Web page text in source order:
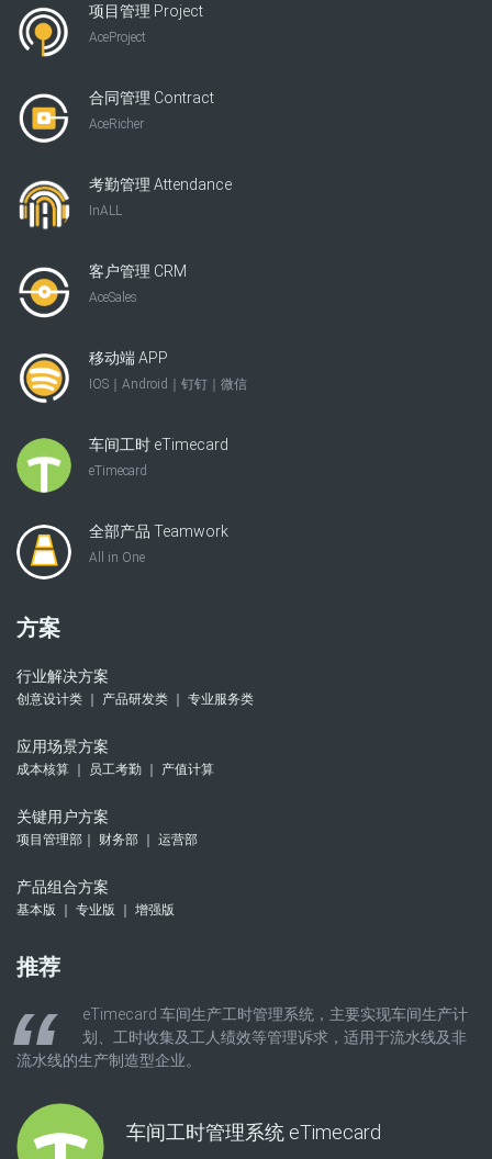
项目管理 Project
AceProject
合同管理 Contract
AceRicher
考勤管理 Attendance
InALL
客户管理 CRM
AceSales
移动端 APP
IOS｜Android｜钉钉｜微信
车间工时 eTimecard
eTimecard
全部产品 Teamwork
All in One
方案
行业解决方案
创意设计类 ｜ 产品研发类 ｜ 专业服务类
应用场景方案
成本核算 ｜ 员工考勤 ｜ 产值计算
关键用户方案
项目管理部｜ 财务部 ｜ 运营部
产品组合方案
基本版 ｜ 专业版 ｜ 增强版
推荐
eTimecard 车间生产工时管理系统，主要实现车间生产计
划、工时收集及工人绩效等管理诉求，适用于流水线及非
流水线的生产制造型企业。
车间工时管理系统 eTimecard